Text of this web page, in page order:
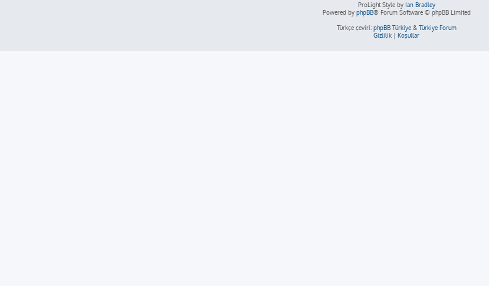
ProLight Style by Ian Bradley
Powered by phpBB® Forum Software © phpBB Limited
Türkçe çeviri: phpBB Türkiye& Türkiye Forum
Gizlilik | Koşullar